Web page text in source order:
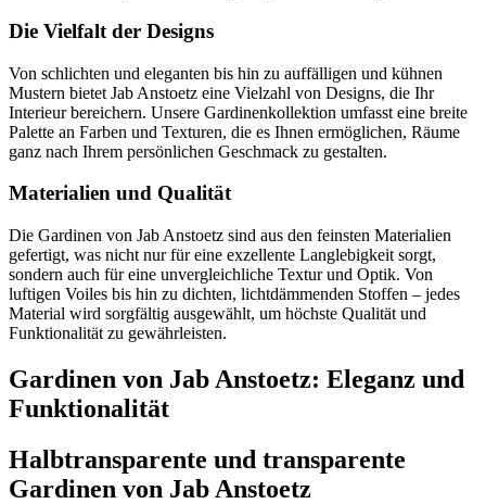
Die Vielfalt der Designs
Von schlichten und eleganten bis hin zu auffälligen und kühnen
Mustern bietet Jab Anstoetz eine Vielzahl von Designs, die Ihr
Interieur bereichern. Unsere Gardinenkollektion umfasst eine breite
Palette an Farben und Texturen, die es Ihnen ermöglichen, Räume
ganz nach Ihrem persönlichen Geschmack zu gestalten.
Materialien und Qualität
Die Gardinen von Jab Anstoetz sind aus den feinsten Materialien
gefertigt, was nicht nur für eine exzellente Langlebigkeit sorgt,
sondern auch für eine unvergleichliche Textur und Optik. Von
luftigen Voiles bis hin zu dichten, lichtdämmenden Stoffen – jedes
Material wird sorgfältig ausgewählt, um höchste Qualität und
Funktionalität zu gewährleisten.
Gardinen von Jab Anstoetz: Eleganz und
Funktionalität
Halbtransparente und transparente
Gardinen von Jab Anstoetz